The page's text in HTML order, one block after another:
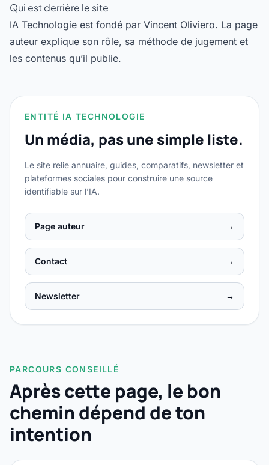
Qui est derrière le site
IA Technologie est fondé par Vincent Oliviero. La page
auteur explique son rôle, sa méthode de jugement et
les contenus qu’il publie.
ENTITÉ IA TECHNOLOGIE
Un média, pas une simple liste.
Le site relie annuaire, guides, comparatifs, newsletter et
plateformes sociales pour construire une source
identifiable sur l’IA.
Page auteur →
Contact →
Newsletter →
PARCOURS CONSEILLÉ
Après cette page, le bon
chemin dépend de ton
intention